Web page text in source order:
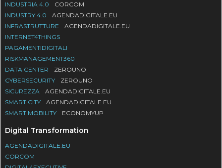
INDUSTRIA 4.0
CORCOM
INDUSTRY 4.0
AGENDADIGITALE.EU
INFRASTRUTTURE
AGENDADIGITALE.EU
INTERNET4THINGS
PAGAMENTIDIGITALI
RISKMANAGEMENT360
DATA CENTER
ZEROUNO
CYBERSECURITY
ZEROUNO
SICUREZZA
AGENDADIGITALE.EU
SMART CITY
AGENDADIGITALE.EU
SMART MOBILITY
ECONOMYUP
Digital Transformation
AGENDADIGITALE.EU
CORCOM